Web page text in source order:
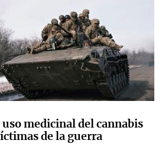
medicinal del cannabis
de la guerra